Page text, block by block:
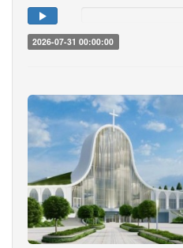
2026-07-31 00:00:00